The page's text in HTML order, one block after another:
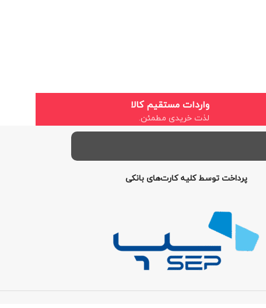
واردات مستقیم کالا
لذت خریدی مطمئن.
پرداخت توسط کلیه کارت‌های بانکی